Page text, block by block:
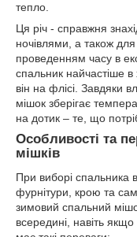
тепло.
Ця річ - справжня
ночівлями, а також
проведенням часу в
спальник найчастіше
він на флісі. Завдяки
мішок зберігає
на дотик – те, що
Особливості та
мішків
При виборі спальника
фурнітури, крою та
зимовий спальний
всередині, навіть якщо